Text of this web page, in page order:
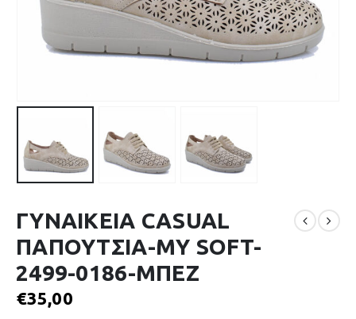
ΓΥΝΑΙΚΕΙΑ CASUAL
ΠΑΠΟΥΤΣΙΑ-MY SOFT-
2499-0186-ΜΠΕΖ
€35,00